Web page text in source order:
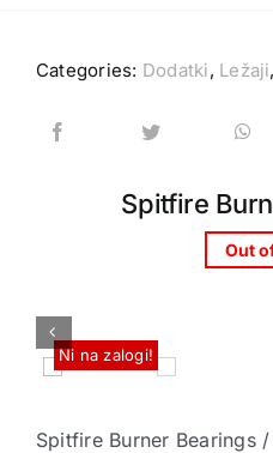
Categories: Dodatki, Ležaji,
Spitfire
Out
Ni na zalogi!

Spitfire Burner Bearings